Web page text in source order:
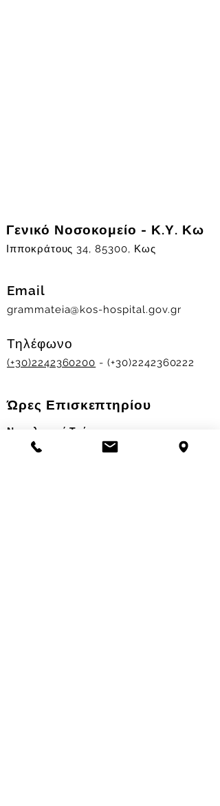
Γενικό Νοσοκομείο - Κ.Υ. Κω
Ιπποκράτους 34, 85300, Κως
Email
grammateia@kos-hospital.gov.gr
Τηλέφωνο
(+30)2242360200 - (+30)2242360222
Ώρες Επισκεπτηρίου
Νοσηλευτικά Τμήματα
Χειμερινό ωράριο: 11.00-13.00
17.30-19.30